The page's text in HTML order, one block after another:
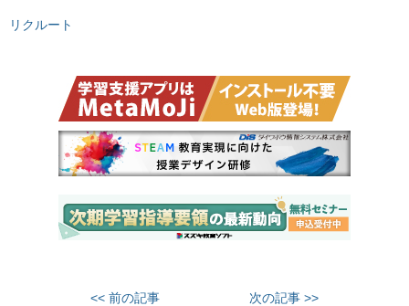
リクルート
<< 前の記事 次の記事 >>